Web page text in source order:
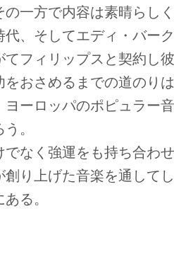
一方で内容は素晴らし
代、そしてエディ・バー
てフィリップスと契約し
をおさめるまでの道のり
ヨーロッパのポピュラー
。
なく強運をも持ち合わ
創り上げた音楽を通して
る。